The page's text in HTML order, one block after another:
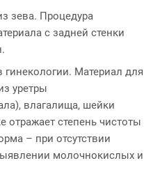
зева. Процедура
с задней стенки
Материал для
уретры
влагалища, шейки
степень чистоты
– при отсутствии
молочнокислых и